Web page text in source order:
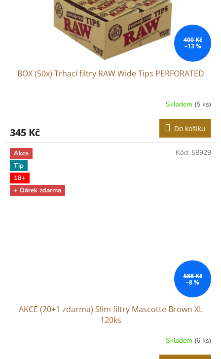
400 Kč
–13 %
BOX (50x) Trhací filtry RAW Wide Tips PERFORATED
Skladem (5 ks)
345 Kč Do košíku
Akce
Tip
18+
+ Dárek zdarma
588 Kč
–8 %
AKCE (20+1 zdarma) Slim filtry Mascotte Brown XL
120ks
Skladem (6 ks)
Kód: 58929